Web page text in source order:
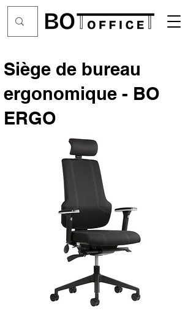
Siège de bureau
ergonomique - BO
ERGO